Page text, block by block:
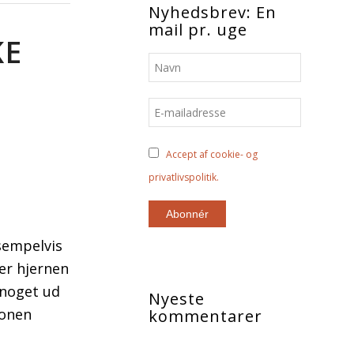
hjernen
ud
Nyhedsbrev: En
mail pr. uge
Accept af cookie- og
privatlivspolitik.
Nyeste
kommentarer